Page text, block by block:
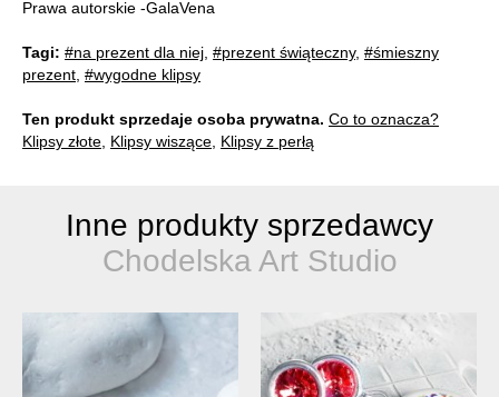
Prawa autorskie -GalaVena
Tagi: #na prezent dla niej, #prezent świąteczny, #śmieszny
prezent, #wygodne klipsy
Ten produkt sprzedaje osoba prywatna. Co to oznacza?
Klipsy złote, Klipsy wiszące, Klipsy z perłą
Inne produkty sprzedawcy
Chodelska Art Studio